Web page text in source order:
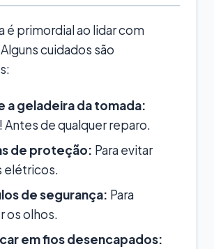
é primordial ao lidar com
cuidados são
a geladeira da tomada:
Antes de qualquer reparo.
de proteção: Para evitar
elétricos.
de segurança: Para
os olhos.
em fios desencapados: